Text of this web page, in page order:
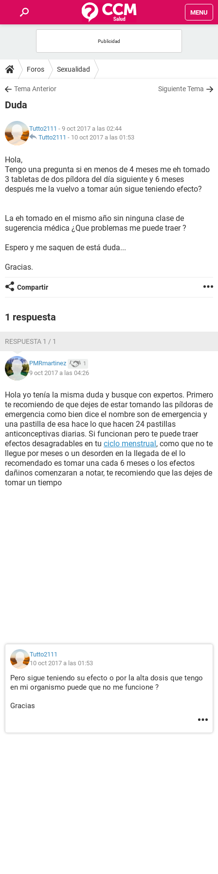
MENU
FOROS
SALUD
NUTRICIÓN
BIENESTAR
SEXUALIDAD
Foros Sexualidad
Tema Anterior Siguiente Tema
Duda
Tutto2111 - 9 oct 2017 a las 02:44
Tutto2111 - 10 oct 2017 a las 01:53
Hola,
Tengo una pregunta si en menos de 4 meses me eh tomado
3 tabletas de dos píldora del día siguiente y 6 meses
después me la vuelvo a tomar aún sigue teniendo efecto?
La eh tomado en el mismo año sin ninguna clase de
sugerencia médica ¿Que problemas me puede traer ?
Espero y me saquen de está duda...
Gracias.
Compartir
1 respuesta
RESPUESTA 1 / 1
PMRmartinez 1
9 oct 2017 a las 04:26
Hola yo tenía la misma duda y busque con expertos. Primero
te recomiendo de que dejes de estar tomando las píldoras de
emergencia como bien dice el nombre son de emergencia y
una pastilla de esa hace lo que hacen 24 pastillas
anticonceptivas diarias. Si funcionan pero te puede traer
efectos desagradables en tu ciclo menstrual, como que no te
llegue por meses o un desorden en la llegada de el lo
recomendado es tomar una cada 6 meses o los efectos
dañinos comenzaran a notar, te recomiendo que las dejes de
tomar un tiempo
Tutto2111
10 oct 2017 a las 01:53
Pero sigue teniendo su efecto o por la alta dosis que tengo
en mi organismo puede que no me funcione ?
Gracias